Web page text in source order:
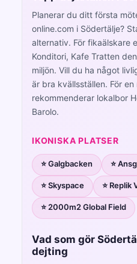
Planerar du ditt första
online.com i Södertälje?
alternativ. För fikaälskare
Konditori, Kafe Tratten
miljön. Vill du ha något
är bra kvällsställen. För
rekommenderar lokalbor
Barolo.
IKONISKA PLATSER
⭐ Galgbacken ⭐
⭐ Skyspace ⭐ Replik
⭐ 2000m2 Global Field
Vad som gör
dejting